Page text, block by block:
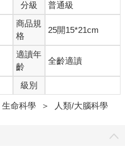
分級 普通級
商品規
格
25開15*21cm
適讀年
齡
全齡適讀
級別
生命科學 ＞ 人類/大腦科學